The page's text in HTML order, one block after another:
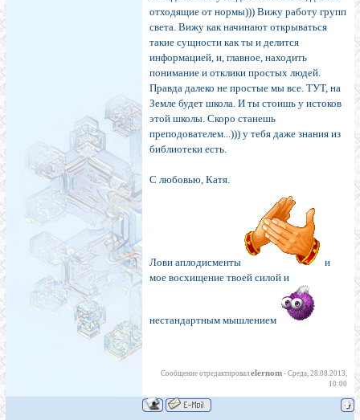
отходящие от нормы))) Вижу работу групп
света. Вижу как начинают открываться
такие сущности как ты и делится
информацией, и, главное, находить
понимание и отклики простых людей.
Правда далеко не простые мы все. ТУТ, на
Земле будет школа. И ты стоишь у истоков
этой школы. Скоро станешь
преподователем...))) у тебя даже знания из
библиотеки есть.
С любовью, Катя.
Лови аплодисменты
и
мое восхищение твоей силой и
нестандартным мышлением
Сообщение отредактировал elernom - Среда, 28.08.2013,
10:00